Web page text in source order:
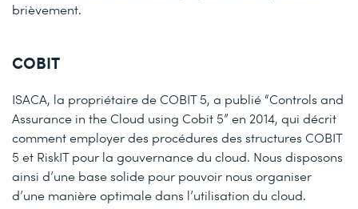
brièvement.
COBIT
ISACA, la propriétaire de COBIT 5, a publié “Controls and
Assurance in the Cloud using Cobit 5” en 2014, qui décrit
comment employer des procédures des structures COBIT
5 et RiskIT pour la gouvernance du cloud. Nous disposons
ainsi d’une base solide pour pouvoir nous organiser
d’une manière optimale dans l’utilisation du cloud.